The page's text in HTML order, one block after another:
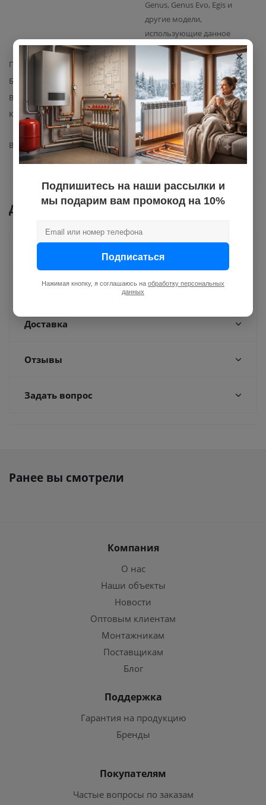
Genus, Genus Evo, Egis и
другие модели,
использующие данное
уплотнительное кольцо
Производитель
Ariston
Базовая единица
шт
Вес с упаковкой
0,001
Комплектация
О-кольцо 3.3X2.5 HNBR80
Ariston – 1 шт.
Вид запчасти
кольцо уплотнительное
Документы
Оплата
Доставка
Отзывы
Задать вопрос
Ранее вы смотрели
Компания
О нас
Наши объекты
Новости
Оптовым клиентам
Монтажникам
Поставщикам
Блог
Поддержка
Гарантия на продукцию
Бренды
Покупателям
Частые вопросы по заказам
×
Подпишитесь на наши рассылки и
мы подарим вам промокод на 10%
Подписаться
Нажимая кнопку, я соглашаюсь на обработку персональных
данных